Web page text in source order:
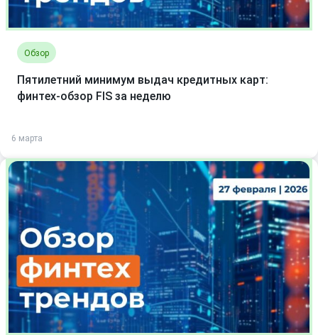
Обзор
Пятилетний минимум выдач кредитных карт:
финтех-обзор FIS за неделю
6 марта